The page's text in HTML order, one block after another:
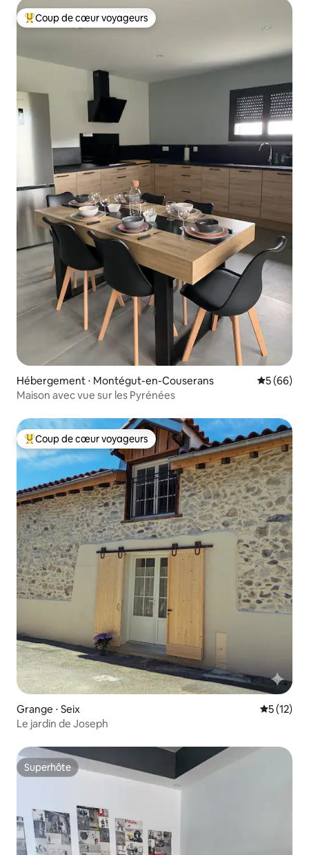
Coups de cœur voyageurs les plus appréciés
Coup de cœur voyageurs
Hébergement ⋅ Montégut-en-Couserans
5 (66)
Maison avec vue sur les Pyrénées
Coups de cœur voyageurs les plus appréciés
Coup de cœur voyageurs
Grange ⋅ Seix
5 (12)
Le jardin de Joseph
Superhôte
Superhôte